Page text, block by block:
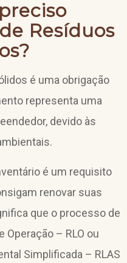
Resíduos
é uma obrigação
representa uma
devido às
é um requisito
renovar suas
que o processo de
Operação – RLO ou
Simplificada – RLAS